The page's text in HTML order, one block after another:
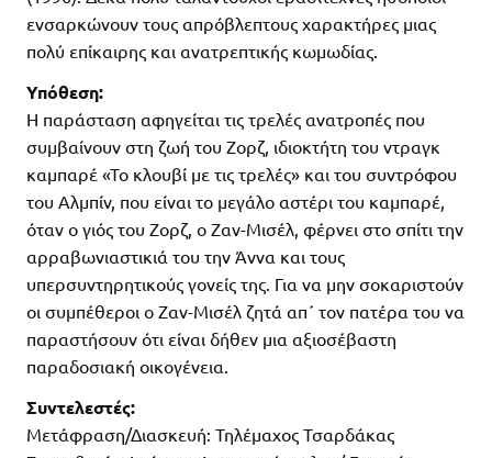
ενσαρκώνουν τους απρόβλεπτους χαρακτήρες μιας
πολύ επίκαιρης και ανατρεπτικής κωμωδίας.
Υπόθεση:
Η παράσταση αφηγείται τις τρελές ανατροπές που
συμβαίνουν στη ζωή του Ζορζ, ιδιοκτήτη του ντραγκ
καμπαρέ «Το κλουβί με τις τρελές» και του συντρόφου
του Αλμπίν, που είναι το μεγάλο αστέρι του καμπαρέ,
όταν ο γιός του Ζορζ, ο Ζαν-Μισέλ, φέρνει στο σπίτι την
αρραβωνιαστικιά του την Άννα και τους
υπερσυντηρητικούς γονείς της. Για να μην σοκαριστούν
οι συμπέθεροι ο Ζαν-Μισέλ ζητά απ΄ τον πατέρα του να
παραστήσουν ότι είναι δήθεν μια αξιοσέβαστη
παραδοσιακή οικογένεια.
Συντελεστές:
Μετάφραση/Διασκευή: Τηλέμαχος Τσαρδάκας